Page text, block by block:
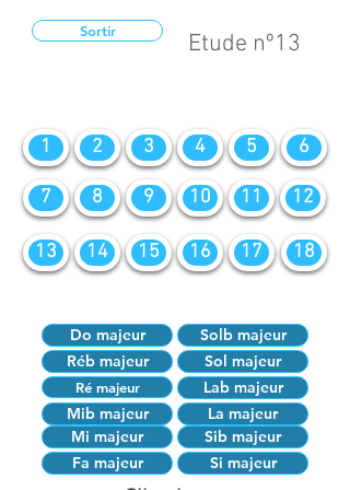
Sortir Etude nº13
1 2 3 4 5 6
7 8 9 10 11 12
13 14 15 16 17 18
Do majeur
Solb majeur
Réb majeur
Sol majeur
Ré majeur
Lab majeur
Mib majeur
Mi majeur
La majeur
Sib majeur
Fa majeur
Si majeur